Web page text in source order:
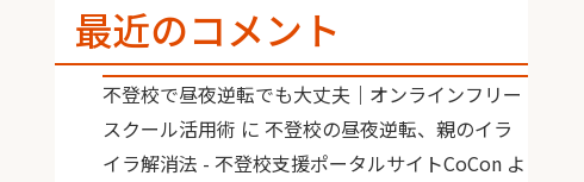
最近のコメント
不登校で昼夜逆転でも大丈夫｜オンラインフリー
スクール活用術 に 不登校の昼夜逆転、親のイラ
イラ解消法 - 不登校支援ポータルサイトCoCon よ